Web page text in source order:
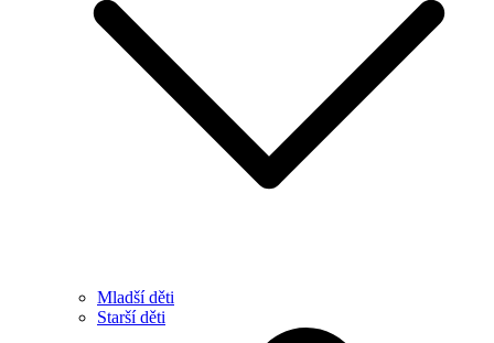
Mladší děti
Starší děti